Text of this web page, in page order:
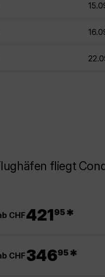
fliegt
CHF42195 *
CHF34695 *